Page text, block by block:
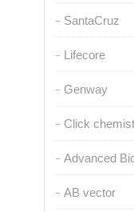
SantaCruz
Lifecore
Genway
Click
Advanced
AB vector